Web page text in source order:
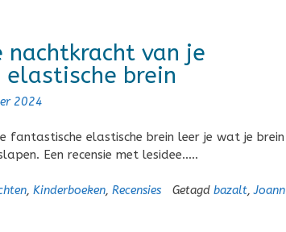
nachtkracht van je
brein
2024
fantastische elastische brein leer je wat je brein
Een recensie met lesidee…..
, Kinderboeken, Recensies Getagd bazalt,Joann